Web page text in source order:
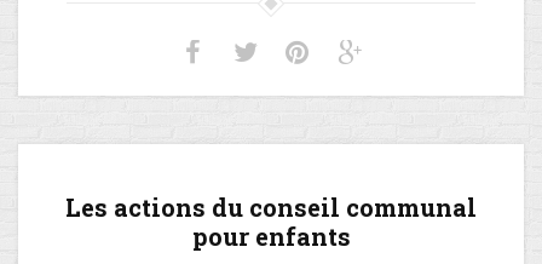
Les actions du conseil communal
pour enfants